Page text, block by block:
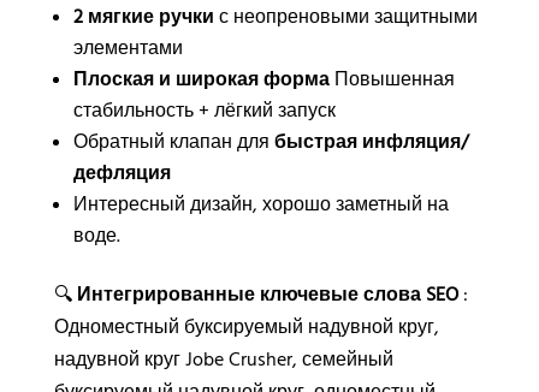
2 мягкие ручки с неопреновыми защитными
элементами
Плоская и широкая формаПовышенная
стабильность + лёгкий запуск
Обратный клапан для быстрая инфляция/
дефляция
Интересный дизайн, хорошо заметный на
воде.
🔍 Интегрированные ключевые слова SEO:
Одноместный буксируемый надувной круг,
надувной круг Jobe Crusher, семейный